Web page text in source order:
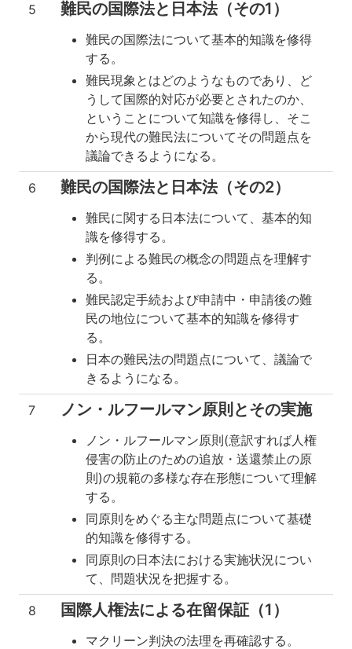
5 難民の国際法と日本法（その1）
難民の国際法について基本的知識を修得
する。
難民現象とはどのようなものであり、ど
うして国際的対応が必要とされたのか、
ということについて知識を修得し、そこ
から現代の難民法についてその問題点を
議論できるようになる。
6 難民の国際法と日本法（その2）
難民に関する日本法について、基本的知
識を修得する。
判例による難民の概念の問題点を理解す
る。
難民認定手続および申請中・申請後の難
民の地位について基本的知識を修得す
る。
日本の難民法の問題点について、議論で
きるようになる。
7 ノン・ルフールマン原則とその実施
ノン・ルフールマン原則(意訳すれば人権
侵害の防止のための追放・送還禁止の原
則)の規範の多様な存在形態について理解
する。
同原則をめぐる主な問題点について基礎
的知識を修得する。
同原則の日本法における実施状況につい
て、問題状況を把握する。
8 国際人権法による在留保証（1）
マクリーン判決の法理を再確認する。